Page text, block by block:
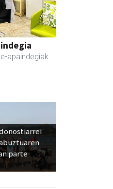
apaindegiak
parte